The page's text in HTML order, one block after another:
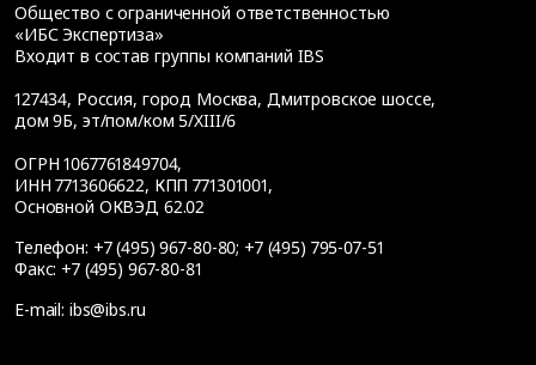
Общество с ограниченной ответственностью
«ИБС Экспертиза»
Входит в состав группы компаний IBS
127434, Россия, город Москва, Дмитровское шоссе,
дом 9Б, эт/пом/ком 5/XIII/6
ОГРН 1067761849704,
ИНН 7713606622, КПП 771301001,
Основной ОКВЭД 62.02
Телефон: +7 (495) 967-80-80; +7 (495) 795-07-51
Факс: +7 (495) 967-80-81
E-mail: ibs@ibs.ru